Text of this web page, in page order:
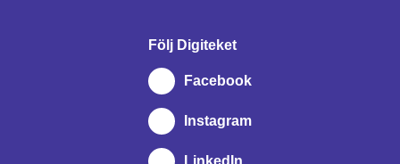
Följ Digiteket
Facebook
Instagram